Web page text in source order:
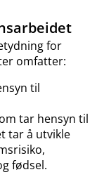
for
omfatter:
til
tar hensyn til
tar å utvikle
fødsel.